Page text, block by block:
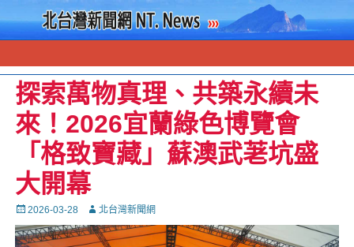
探索萬物真理、共築永續未
來！2026宜蘭綠色博覽會
「格致寶藏」蘇澳武荖坑盛
大開幕
Posted
on
2026-03-28 Autor北台灣新聞網